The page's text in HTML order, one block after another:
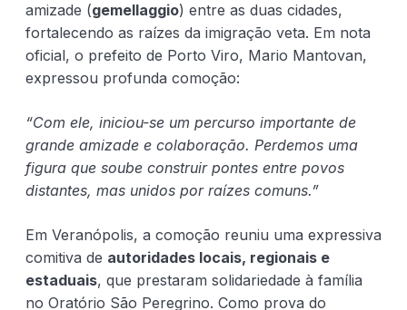
amizade (gemellaggio) entre as duas cidades,
fortalecendo as raízes da imigração veta. Em nota
oficial, o prefeito de Porto Viro, Mario Mantovan,
expressou profunda comoção:
“Com ele, iniciou-se um percurso importante de
grande amizade e colaboração. Perdemos uma
figura que soube construir pontes entre povos
distantes, mas unidos por raízes comuns.”
Em Veranópolis, a comoção reuniu uma expressiva
comitiva de autoridades locais, regionais e
estaduais, que prestaram solidariedade à família
no Oratório São Peregrino. Como prova do